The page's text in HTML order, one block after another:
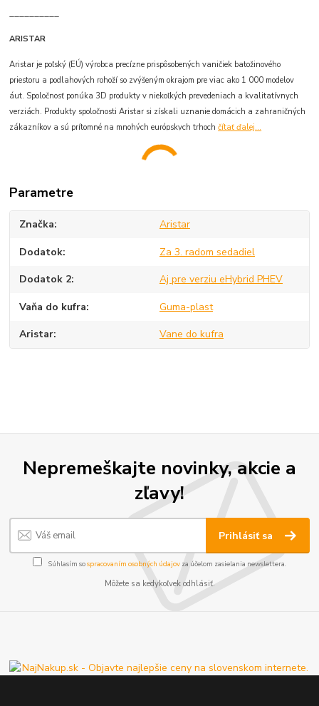
ARISTAR
Aristar je poľský (EÚ) výrobca precízne prispôsobených vaničiek batožinového
priestoru a podlahových rohoží so zvýšeným okrajom pre viac ako 1 000 modelov
áut. Spoločnosť ponúka 3D produkty v niekoľkých prevedeniach a kvalitatívnych
verziách. Produkty spoločnosti Aristar si získali uznanie domácich a zahraničných
zákazníkov a sú prítomné na mnohých európskych trhochčítať ďalej...
Parametre
Značka Aristar
Dodatok Za 3. radom sedadiel
Dodatok 2 Aj pre verziu eHybrid PHEV
Vaňa do kufra Guma-plast
Aristar Vane do kufra
Nepremeškajte novinky, akcie a
zľavy!
Prihlásiť sa
Súhlasím sospracovaním osobných údajov za účelom zasielania newslettera.
Môžete sa kedykoľvek odhlásiť.